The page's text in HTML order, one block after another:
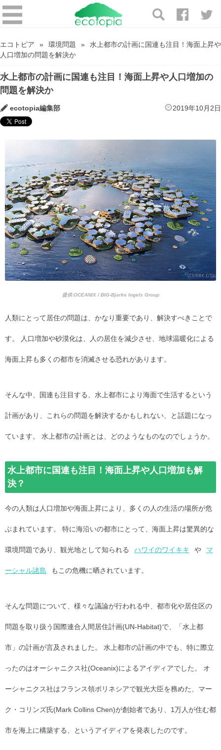
エコトピア 環境問題
水上都市の計画に国連も注目！海面上昇や
人口増加の問題を解決か
水上都市の計画に国連も注目！海面上昇や人口増加の
問題を解決か
ecotopia編集部 2019年10月2日
提供:OCEANIX / BIG-Bjarke Ingels Group
人類にとって居住の問題は、かなり重要であり、解決すべきことで
す。 人口増加や砂漠化は、人の居住を減少させ、地球温暖化による
海面上昇も多くの都市を消滅させる恐れがあります。
そんな中、国連も注目する、水上都市により海面で生活するという
計画があり、これらの問題を解決するかもしれない、と話題になっ
ています。 水上都市の計画とは、どのようなものなのでしょうか。
水上都市に国連も注目！海面上昇や人口増加も解
決？
今の人類は人口増加や海面上昇により、多くの人の生活の場所が危
ぶまれています。 特に海沿いの都市にとって、海面上昇は驚異的な
環境問題であり、観光地として知られる ハワイのワイキキ や マ
ーシャル諸島 もこの危機に晒されています。
そんな問題について、様々な議論が行われる中、都市化や居住区の
問題を取り扱う国際連合人間居住計画(UN-Habitat)で、「水上都
市」の計画が言及されました。 水上都市の計画の中でも、特に際立
ったのはオーシャニクス社(Oceanix)によるアイディアでした。 オ
ーシャニクス社はフランス領ポリネシアで観光大臣を務めた、マー
ク・コリンズ氏(Mark Collins Chen)が創始者であり、1万人が住む都
市を海上に構築する、というアイディアを発表したのです。